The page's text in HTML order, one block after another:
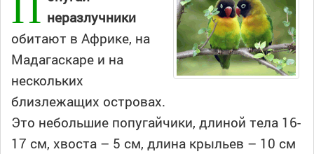
неразлучники
обитают в Африке, на
Мадагаскаре и на
нескольких
близлежащих островах.
Это небольшие попугайчики, длиной тела 16-
17 см, хвоста – 5 см, длина крыльев – 10 см